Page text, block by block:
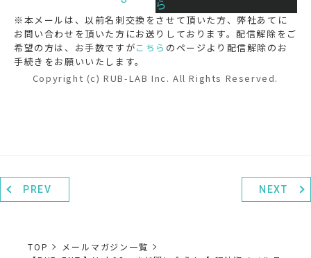
※本メールは、以前名刺交換をさせて頂いた方、弊社あてに
お問い合わせを頂いた方にお送りしております。配信解除をご
希望の方は、お手数ですがこちら のページより配信解除のお
手続きをお願いいたします。
Copyright (c) RUB-LAB Inc. All Rights Reserved.
PREV NEXT
TOP
メールマガジン一覧